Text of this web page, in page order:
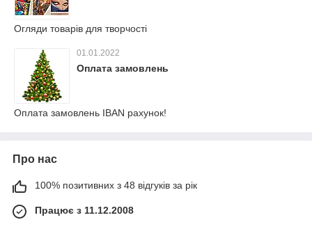
Огляди товарів для творчості
01.01.2022
Оплата замовлень
Оплата замовлень IBAN рахунок!
Про нас
100% позитивних з 48 відгуків за рік
Працює з 11.12.2008